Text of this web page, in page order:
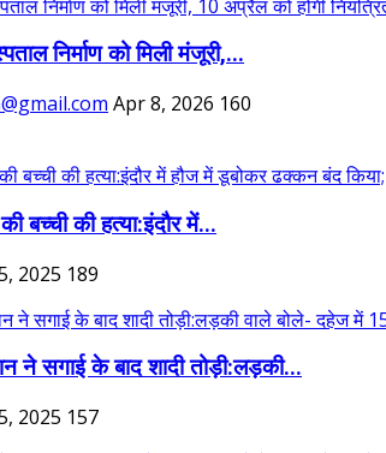
निर्माण को मिली मंजूरी,...
Apr 8, 2026 160
बच्ची की हत्या:इंदौर में...
2025 189
ने सगाई के बाद शादी तोड़ी:लड़की...
2025 157